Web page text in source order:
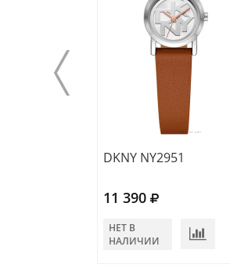
DKNY NY2951
11 390
НЕТ В
НАЛИЧИИ